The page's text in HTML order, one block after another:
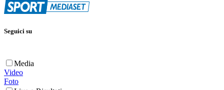
Seguici su
Media
Video
Foto